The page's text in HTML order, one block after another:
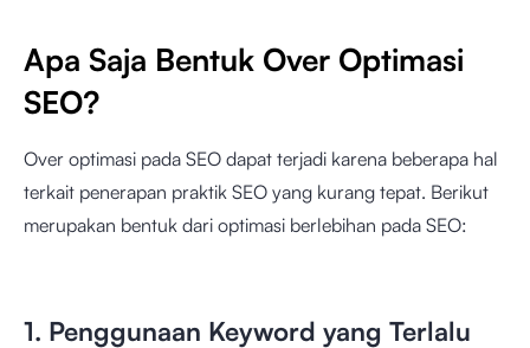
Apa Saja Bentuk Over Optimasi
SEO?
Over optimasi pada SEO dapat terjadi karena beberapa hal
terkait penerapan praktik SEO yang kurang tepat. Berikut
merupakan bentuk dari optimasi berlebihan pada SEO:
1. Penggunaan Keyword yang Terlalu